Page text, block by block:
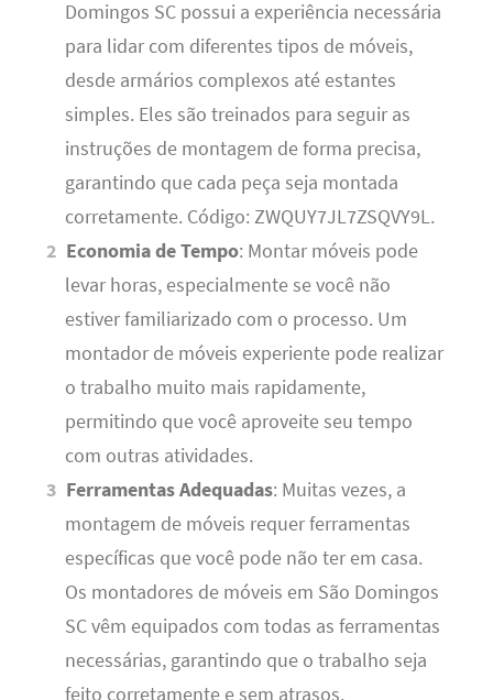
Domingos SC possui a experiência necessária
para lidar com diferentes tipos de móveis,
desde armários complexos até estantes
simples. Eles são treinados para seguir as
instruções de montagem de forma precisa,
garantindo que cada peça seja montada
corretamente. Código: ZWQUY7JL7ZSQVY9L.
Economia de Tempo: Montar móveis pode
levar horas, especialmente se você não
estiver familiarizado com o processo. Um
montador de móveis experiente pode realizar
o trabalho muito mais rapidamente,
permitindo que você aproveite seu tempo
com outras atividades.
Ferramentas Adequadas: Muitas vezes, a
montagem de móveis requer ferramentas
específicas que você pode não ter em casa.
Os montadores de móveis em São Domingos
SC vêm equipados com todas as ferramentas
necessárias, garantindo que o trabalho seja
feito corretamente e sem atrasos.